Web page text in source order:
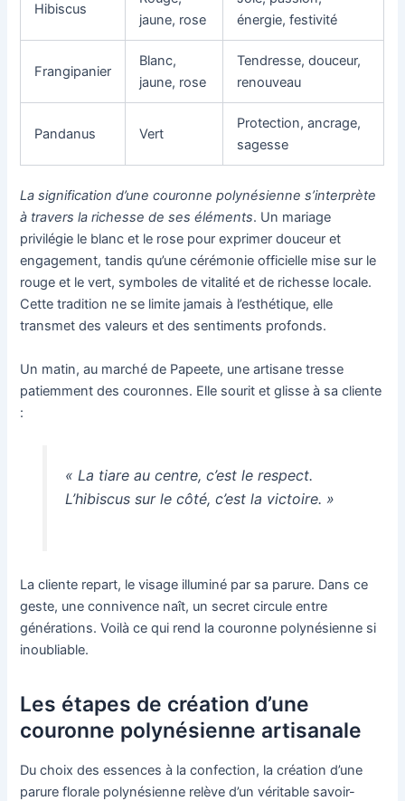
Hibiscus
jaune, rose
énergie, festivité
Frangipanier
Blanc,
jaune, rose
Tendresse, douceur,
renouveau
Pandanus Vert
Protection, ancrage,
sagesse
La signification d’une couronne polynésienne s’interprète
à travers la richesse de ses éléments. Un mariage
privilégie le blanc et le rose pour exprimer douceur et
engagement, tandis qu’une cérémonie officielle mise sur le
rouge et le vert, symboles de vitalité et de richesse locale.
Cette tradition ne se limite jamais à l’esthétique, elle
transmet des valeurs et des sentiments profonds.
Un matin, au marché de Papeete, une artisane tresse
patiemment des couronnes. Elle sourit et glisse à sa cliente
:
« La tiare au centre, c’est le respect.
L’hibiscus sur le côté, c’est la victoire. »
La cliente repart, le visage illuminé par sa parure. Dans ce
geste, une connivence naît, un secret circule entre
générations. Voilà ce qui rend la couronne polynésienne si
inoubliable.
Les étapes de création d’une
couronne polynésienne artisanale
Du choix des essences à la confection, la création d’une
parure florale polynésienne relève d’un véritable savoir-